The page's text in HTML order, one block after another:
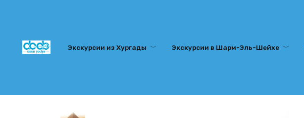
Экскурсии из Хургады Экскурсии в Шарм-Эль-Шейхе